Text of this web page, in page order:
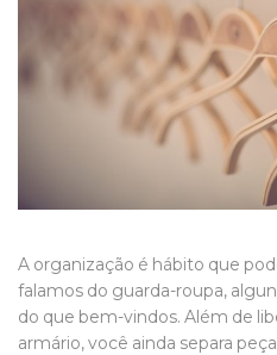
A organização é hábito que
falamos do guarda-roupa,
do que bem-vindos. Além de
armário, você ainda separa